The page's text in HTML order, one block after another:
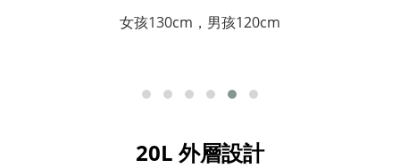
女孩130cm，男孩120cm
20L 外層設計